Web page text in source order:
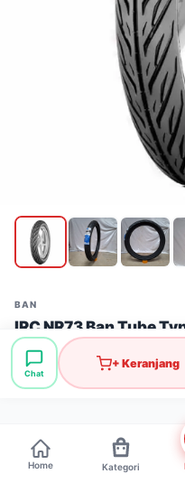
BAN
IRC NR73 Ban Tube
Stok: 6 pcs
Rp233.000
Chat
+ Keranjang
Home Kategori